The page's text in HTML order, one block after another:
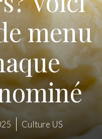
menu
Culture US